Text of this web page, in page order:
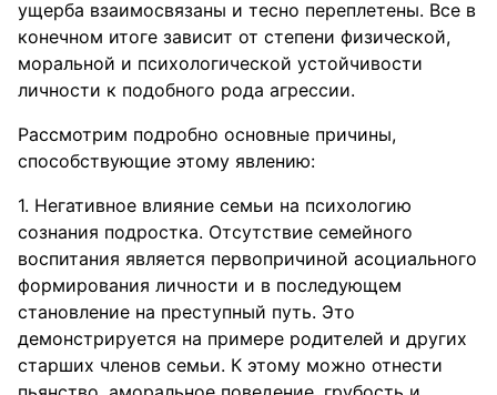
ущерба взаимосвязаны и тесно переплетены. Все в
конечном итоге зависит от степени физической,
моральной и психологической устойчивости
личности к подобного рода агрессии.
Рассмотрим подробно основные причины,
способствующие этому явлению:
1. Негативное влияние семьи на психологию
сознания подростка. Отсутствие семейного
воспитания является первопричиной асоциального
формирования личности и в последующем
становление на преступный путь. Это
демонстрируется на примере родителей и других
старших членов семьи. К этому можно отнести